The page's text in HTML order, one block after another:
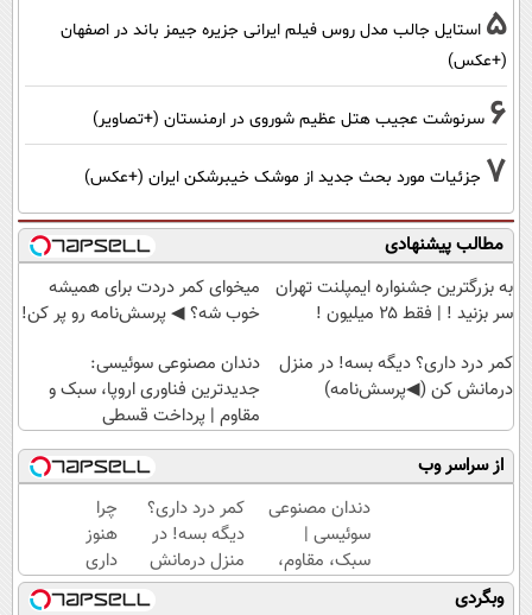
5 استایل جالب مدل روس فیلم ایرانی جزیره جیمز باند در اصفهان
(+عکس)
6 سرنوشت عجیب هتل عظیم شوروی در ارمنستان (+تصاویر)
7 جزئیات مورد بحث جدید از موشک خیبرشکن ایران (+عکس)
مطالب پیشنهادی
به بزرگترین جشنواره ایمپلنت تهران
سر بزنید ! | فقط ۲۵ میلیون !
میخوای کمر دردت برای همیشه
خوب شه؟ ◀ پرسش‌نامه رو پر کن!
کمر درد داری؟ دیگه بسه! در منزل
درمانش کن (◀پرسش‌نامه)
دندان مصنوعی سوئیسی:
جدیدترین فناوری اروپا، سبک و
مقاوم | پرداخت قسطی
از سراسر وب
دندان مصنوعی
سوئیسی |
سبک، مقاوم،
طبیعی! ویزیت
کمر درد داری؟
دیگه بسه! در
منزل درمانش
کن
چرا
هنوز
داری
با درد
وبگردی